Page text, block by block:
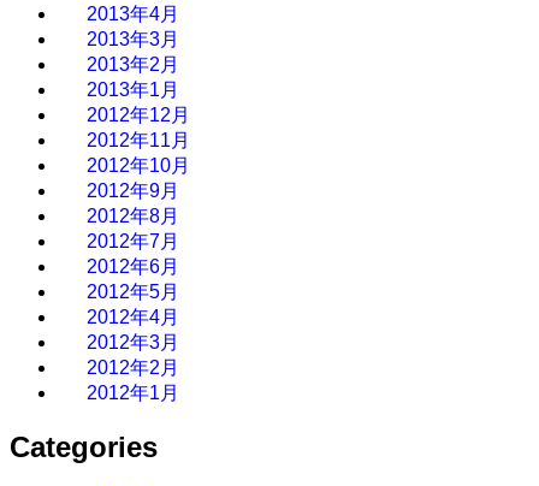
2013年4月
2013年3月
2013年2月
2013年1月
2012年12月
2012年11月
2012年10月
2012年9月
2012年8月
2012年7月
2012年6月
2012年5月
2012年4月
2012年3月
2012年2月
2012年1月
Categories